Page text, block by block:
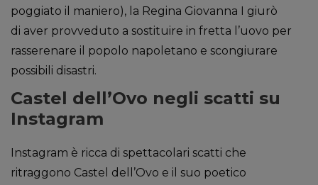
poggiato il maniero), la Regina Giovanna I giurò
di aver provveduto a sostituire in fretta l’uovo per
rasserenare il popolo napoletano e scongiurare
possibili disastri.
Castel dell’Ovo negli scatti su
Instagram
Instagram è ricca di spettacolari scatti che
ritraggono Castel dell’Ovo e il suo poetico